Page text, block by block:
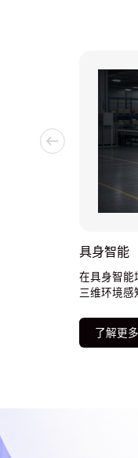
具身智能
在具身智能
三维环境感
执行
了解更多